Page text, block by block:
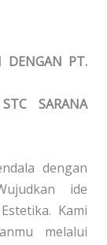
DENGAN PT.
SARANA
dengan
ide
Kami
melalui